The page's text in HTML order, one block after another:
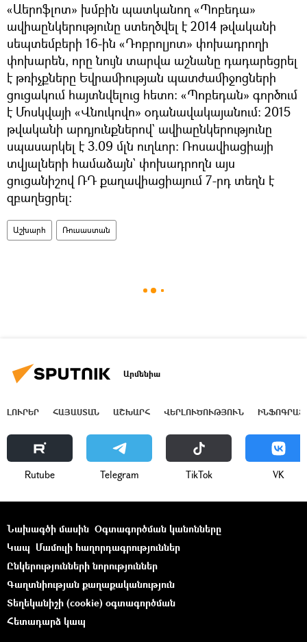
«Աերոֆլոտ» խմբին պատկանող «Պոբեդա»
ավիաընկերությունը ստեղծվել է 2014 թվականի
սեպտեմբերի 16-ին «Դոբրոլյոտ» փոխադրողի
փոխարեն, որը նույն տարվա աշնանը դադարեցրել
է թռիչքները Եվրամիության պատժամիջոցների
ցուցակում հայտնվելուց հետո: «Պոբեդան» գործում
է Մոսկվայի «Վնուկովո» օդանավակայանում։ 2015
թվականի արդյունքներով` ավիաընկերությունը
սպասարկել է 3.09 մլն ուղևոր: Ռոսավիացիայի
տվյալների համաձայն` փոխադրողն այս
ցուցանիշով ՌԴ քաղավիացիայում 7-րդ տեղն է
զբաղեցրել:
Աշխարհ Ռուսաստան
Արմենիա
ԼՈՒՐԵՐ ՀԱՅԱՍՏԱՆ ԱՇԽԱՐՀ ՎԵՐԼՈՒԾՈՒԹՅՈՒՆ
Rutube Telegram ТikТоk VK
Նախագծի մասին Օգտագործման կանոնները
Կապ Մամուլի հաղորդագրություններ
Ընկերությունների նորություններ
Գաղտնիության քաղաքականություն
Տեղեկանիշի (cookie) օգտագործման
Հետադարձ կապ